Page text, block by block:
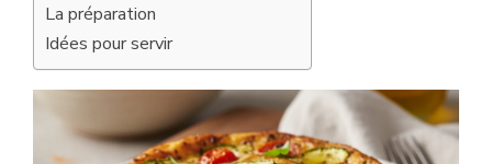
La préparation
Idées pour servir